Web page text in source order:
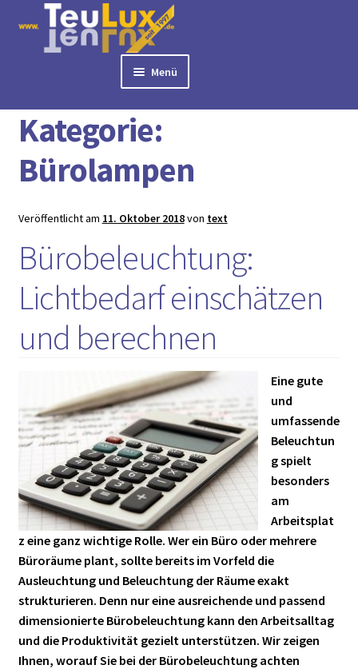
Navigation
springen
Inhalt
springen
Menü
► LED PANELS
► RASTERLEUCHTEN
► DOWNLIGHTS
► TISCHLEUCHTEN
► 3 PHASEN STROMSCHIENE
► AUSSENLEUCHTEN
► LED STREIFEN
► LEUCHTMITTEL
► VERSANDARTEN
Kategorie:
Bürolampen
Veröffentlicht am 11. Oktober 2018von text
Bürobeleuchtung:
Lichtbedarf einschätzen
und berechnen
Eine gute
und
umfassende
Beleuchtun
g spielt
besonders
am
Arbeitsplat
z eine ganz wichtige Rolle. Wer ein Büro oder mehrere
Büroräume plant, sollte bereits im Vorfeld die
Ausleuchtung und Beleuchtung der Räume exakt
strukturieren. Denn nur eine ausreichende und passend
dimensionierte Bürobeleuchtung kann den Arbeitsalltag
und die Produktivität gezielt unterstützen. Wir zeigen
Ihnen, worauf Sie bei der Bürobeleuchtung achten